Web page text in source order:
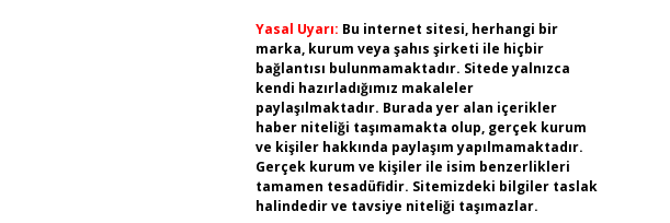
Yasal Uyarı: Bu internet sitesi, herhangi bir
marka, kurum veya şahıs şirketi ile hiçbir
bağlantısı bulunmamaktadır. Sitede yalnızca
kendi hazırladığımız makaleler
paylaşılmaktadır. Burada yer alan içerikler
haber niteliği taşımamakta olup, gerçek kurum
ve kişiler hakkında paylaşım yapılmamaktadır.
Gerçek kurum ve kişiler ile isim benzerlikleri
tamamen tesadüfidir. Sitemizdeki bilgiler taslak
halindedir ve tavsiye niteliği taşımazlar.